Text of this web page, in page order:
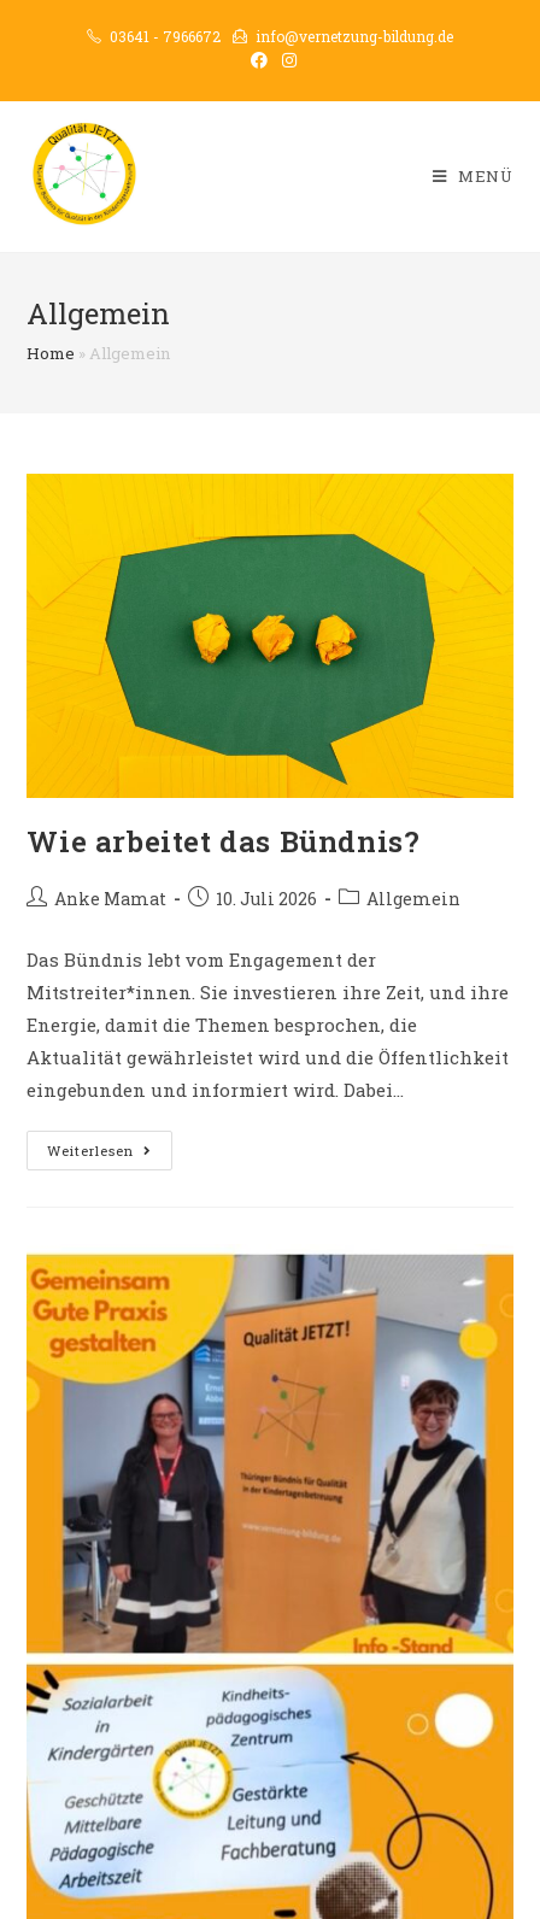
03641 - 7966672 info@vernetzung-bildung.de
MENÜ
Allgemein
Home »Allgemein
Wie arbeitet das Bündnis?
Anke Mamat 10. Juli 2026 Allgemein
Das Bündnis lebt vom Engagement der
Mitstreiter*innen. Sie investieren ihre Zeit, und ihre
Energie, damit die Themen besprochen, die
Aktualität gewährleistet wird und die Öffentlichkeit
eingebunden und informiert wird. Dabei…
Weiterlesen